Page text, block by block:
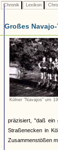
Chronik Lexikon
Großes
Kölner "Navajos" um
präzisiert, "daß ein
Straßenecken in
Zusammenstößen